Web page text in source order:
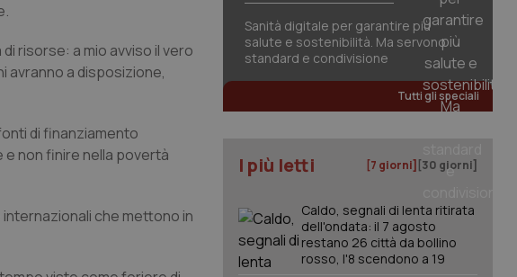
risorse: a mio avviso il vero
avranno a disposizione,
di finanziamento
non finire nella povertà
internazionali che mettono in
Sanità digitale per garantire più
salute e sostenibilità. Ma servono
standard e condivisione
Tutti gli speciali
I più letti [7 giorni] [30 giorni]
Caldo, segnali di lenta ritirata
dell'ondata: il 7 agosto
restano 26 città da bollino
rosso, l'8 scendono a 19